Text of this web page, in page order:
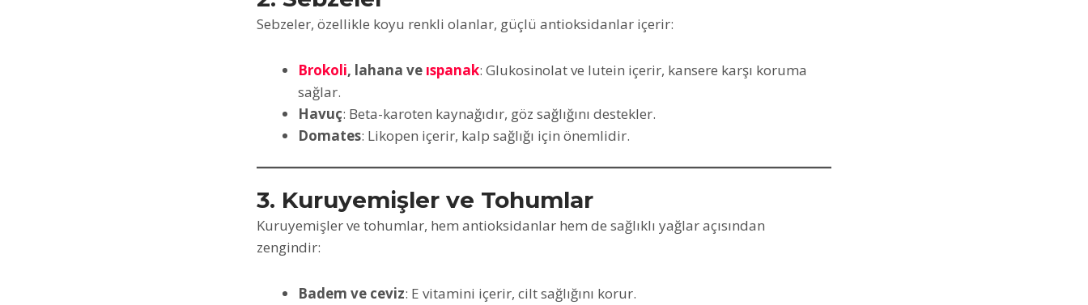
Sebzeler, özellikle koyu renkli olanlar, güçlü antioksidanlar içerir:
Brokoli, lahana ve ıspanak: Glukosinolat ve lutein içerir, kansere karşı koruma
sağlar.
Havuç: Beta-karoten kaynağıdır, göz sağlığını destekler.
Domates: Likopen içerir, kalp sağlığı için önemlidir.
3. Kuruyemişler ve Tohumlar
Kuruyemişler ve tohumlar, hem antioksidanlar hem de sağlıklı yağlar açısından
zengindir:
Badem ve ceviz: E vitamini içerir, cilt sağlığını korur.